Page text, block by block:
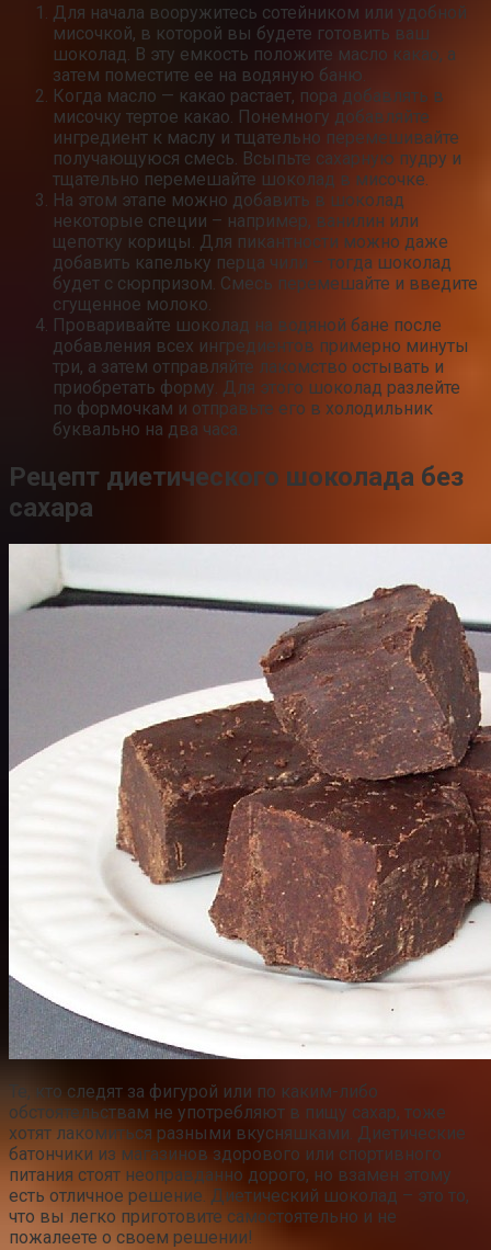
Для начала вооружитесь сотейником или удобной
мисочкой, в которой вы будете готовить ваш
шоколад. В эту емкость положите масло какао, а
затем поместите ее на водяную баню.
Когда масло — какао растает, пора добавлять в
мисочку тертое какао. Понемногу добавляйте
ингредиент к маслу и тщательно перемешивайте
получающуюся смесь. Всыпьте сахарную пудру и
тщательно перемешайте шоколад в мисочке.
На этом этапе можно добавить в шоколад
некоторые специи – например, ванилин или
щепотку корицы. Для пикантности можно даже
добавить капельку перца чили – тогда шоколад
будет с сюрпризом. Смесь перемешайте и введите
сгущенное молоко.
Проваривайте шоколад на водяной бане после
добавления всех ингредиентов примерно минуты
три, а затем отправляйте лакомство остывать и
приобретать форму. Для этого шоколад разлейте
по формочкам и отправьте его в холодильник
буквально на два часа.
Рецепт диетического шоколада без
сахара
Те, кто следят за фигурой или по каким-либо
обстоятельствам не употребляют в пищу сахар, тоже
хотят лакомиться разными вкусняшками. Диетические
батончики из магазинов здорового или спортивного
питания стоят неоправданно дорого, но взамен этому
есть отличное решение. Диетический шоколад – это то,
что вы легко приготовите самостоятельно и не
пожалеете о своем решении!